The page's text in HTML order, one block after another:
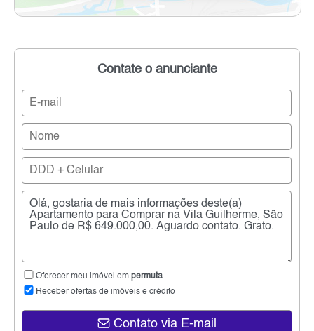
Contate o anunciante
Oferecer meu imóvel em permuta
Receber ofertas de imóveis e crédito
Contato via E-mail